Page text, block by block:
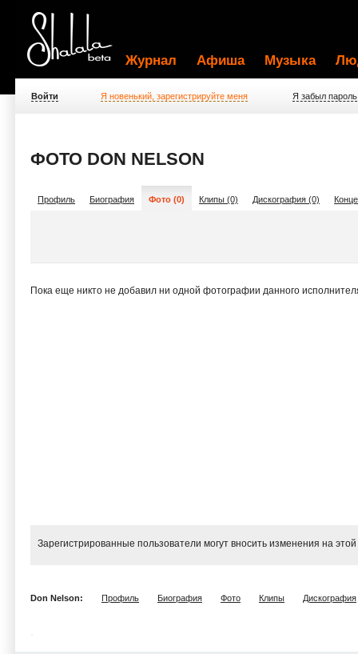
Журнал Афиша Музыка
Войти Я новенький, зарегистрируйте меня Я забыл пароль
ФОТО DON NELSON
Профиль Биография Фото (0) Клипы (0) Дискография (0)
Пока еще никто не добавил ни одной фотографии данного
Зарегистрированные пользователи могут вносить изменения на
Don Nelson: Профиль Биография Фото Клипы Дискография